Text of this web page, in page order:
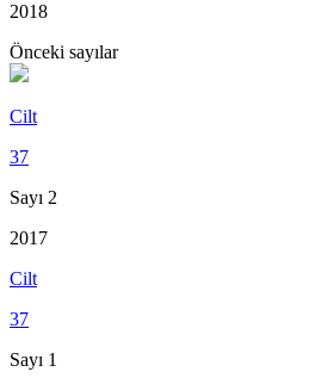
2018
Önceki sayılar
Cilt
37
Sayı 2
2017
Cilt
37
Sayı 1